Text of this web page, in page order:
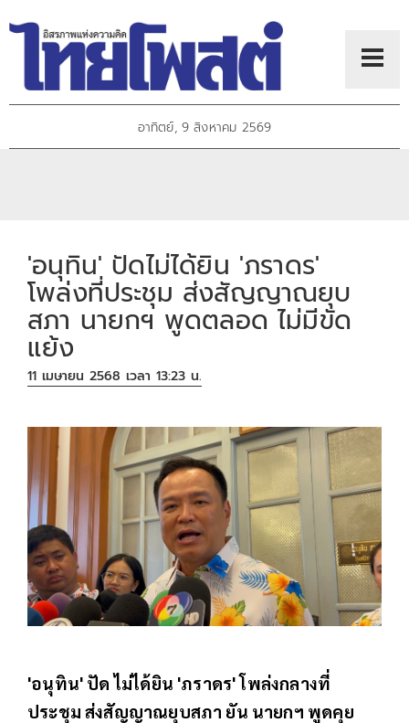
อาทิตย์, 9 สิงหาคม 2569
'อนุทิน' ปัด​ไม่ได้ยิน 'ภราดร'
โพล่งที่ประชุม ส่งสัญญาณยุบ
สภา​​ นายกฯ พูดตลอด​ ไม่มีขัด
แย้ง​
11 เมษายน 2568 เวลา 13:23 น.
'อนุทิน' ปัด​ ไม่ได้ยิน 'ภราดร' โพล่งกลางที่
ประชุม ส่งสัญญาณยุบสภา​ ยัน​ นายกฯ พูดคุย